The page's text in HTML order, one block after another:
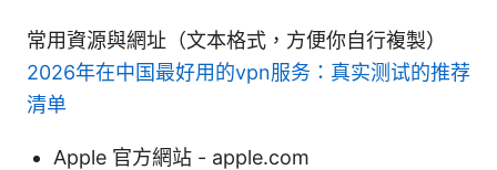
常用資源與網址（文本格式，方便你自行複製）
2026年在中国最好用的vpn服务：真实测试的推荐
清单
Apple 官方網站 - apple.com